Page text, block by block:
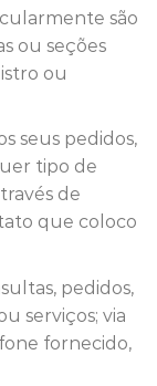
são
ou seções
ou
seus pedidos,
tipo de
de
que coloco
pedidos,
serviços; via
fornecido,